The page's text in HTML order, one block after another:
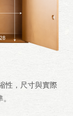
性，尺寸與實際